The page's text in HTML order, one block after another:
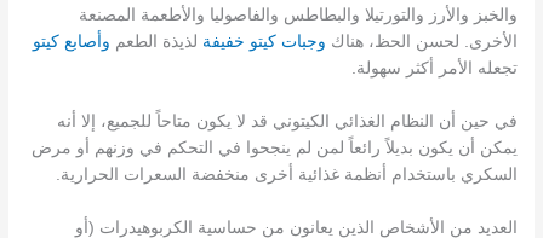
والخبز والأرز والتورتيلا والبطاطس والفاصوليا والأطعمة المصنعة
الأخرى. لحسن الحظ، هناك وجبات كيتو خفيفة لذيذة الطعم وأصابع كيتو
تجعله الأمر أكثر سهولة.
في حين أن النظام الغذائي الكيتوني قد لا يكون متاحاً للجميع، إلا أنه
يمكن أن يكون بديلاً رائعاً لمن لم ينجحوا في التحكم في وزنهم أو مرض
السكري باستخدام أنظمة غذائية أخرى منخفضة السعرات الحرارية.
العديد من الأشخاص الذين يعانون من حساسية الكربوهيدرات (أو